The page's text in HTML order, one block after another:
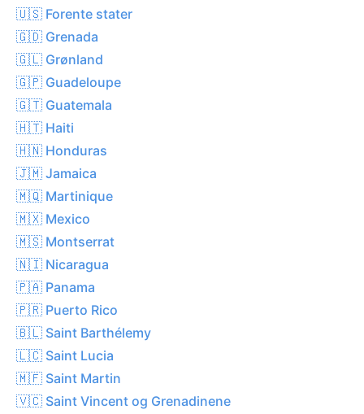
🇺🇸 Forente stater
🇬🇩 Grenada
🇬🇱 Grønland
🇬🇵 Guadeloupe
🇬🇹 Guatemala
🇭🇹 Haiti
🇭🇳 Honduras
🇯🇲 Jamaica
🇲🇶 Martinique
🇲🇽 Mexico
🇲🇸 Montserrat
🇳🇮 Nicaragua
🇵🇦 Panama
🇵🇷 Puerto Rico
🇧🇱 Saint Barthélemy
🇱🇨 Saint Lucia
🇲🇫 Saint Martin
🇻🇨 Saint Vincent og Grenadinene